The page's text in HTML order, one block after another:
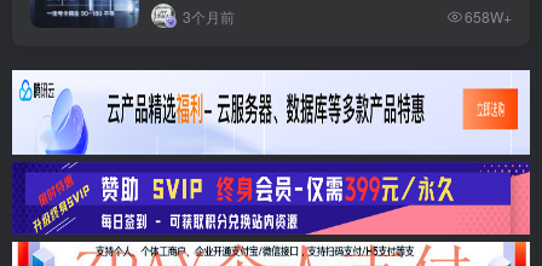
3个月前 658W+